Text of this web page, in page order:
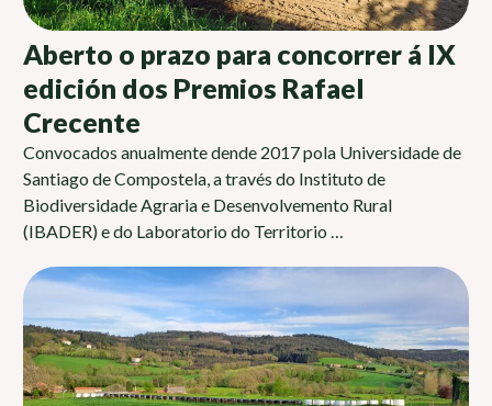
Aberto o prazo para concorrer á IX
edición dos Premios Rafael
Crecente
Convocados anualmente dende 2017 pola Universidade de
Santiago de Compostela, a través do Instituto de
Biodiversidade Agraria e Desenvolvemento Rural
(IBADER) e do Laboratorio do Territorio …